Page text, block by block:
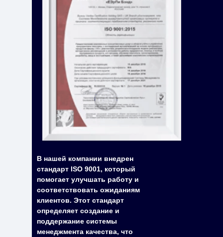
В нашей компании внедрен
стандарт ISO 9001, который
помогает улучшать работу и
соответствовать ожиданиям
клиентов. Этот стандарт
определяет создание и
поддержание системы
менеджмента качества, что